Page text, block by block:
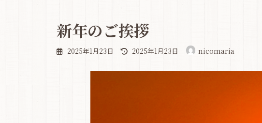
新年のご挨拶
2025年1月23日
最
2025年1月23日 nicomaria